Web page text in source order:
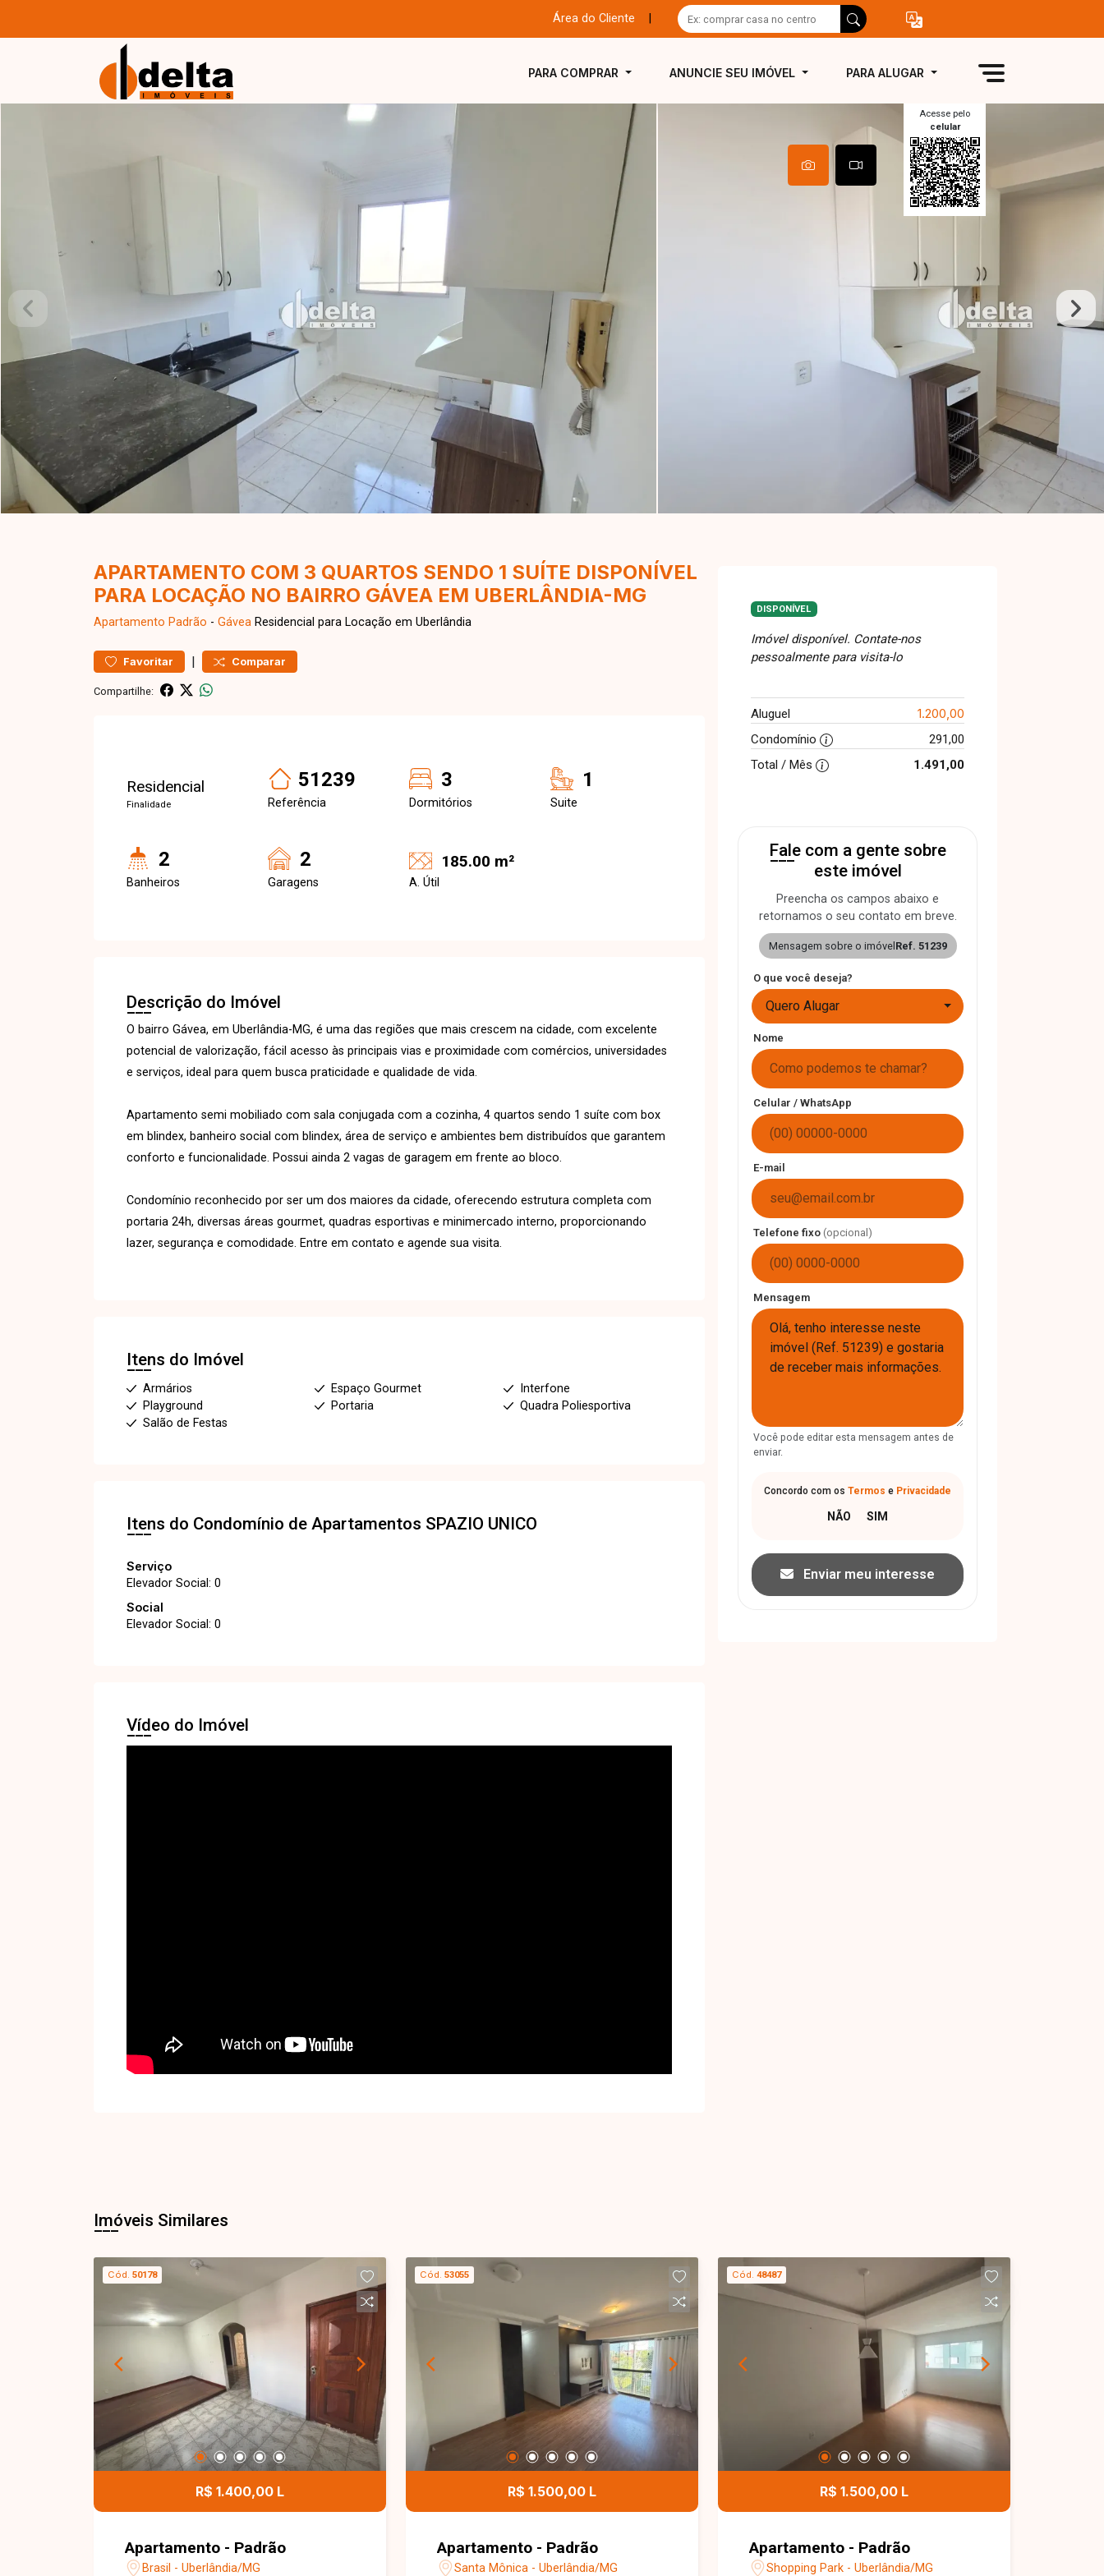
Área do Cliente
PARA COMPRAR ANUNCIE SEU IMÓVEL PARA ALUGAR
Acesse pelo
celular
APARTAMENTO COM 3 QUARTOS SENDO 1 SUÍTE DISPONÍVEL
PARA LOCAÇÃO NO BAIRRO GÁVEA EM UBERLÂNDIA-MG
Apartamento Padrão - Gávea Residencial para Locação em Uberlândia
Favoritar | Comparar
Compartilhe:
Residencial
Finalidade
51239
Referência
3
Dormitórios
1
Suite
2
Banheiros
2
Garagens
185.00 m²
A. Útil
Descrição do Imóvel
O bairro Gávea, em Uberlândia-MG, é uma das regiões que mais crescem na cidade, com excelente
potencial de valorização, fácil acesso às principais vias e proximidade com comércios, universidades
e serviços, ideal para quem busca praticidade e qualidade de vida.
Apartamento semi mobiliado com sala conjugada com a cozinha, 4 quartos sendo 1 suíte com box
em blindex, banheiro social com blindex, área de serviço e ambientes bem distribuídos que garantem
conforto e funcionalidade. Possui ainda 2 vagas de garagem em frente ao bloco.
Condomínio reconhecido por ser um dos maiores da cidade, oferecendo estrutura completa com
portaria 24h, diversas áreas gourmet, quadras esportivas e minimercado interno, proporcionando
lazer, segurança e comodidade. Entre em contato e agende sua visita.
Itens do Imóvel
Armários Espaço Gourmet
Interfone
Playground
Portaria
Quadra Poliesportiva
Salão de Festas
Itens do Condomínio de Apartamentos SPAZIO UNICO
Serviço
Elevador Social: 0
Social
Elevador Social: 0
Vídeo do Imóvel
DISPONÍVEL
Imóvel disponível. Contate-nos
pessoalmente para visita-lo
Aluguel 1.200,00
Condomínio
291,00
Total / Mês
1.491,00
Fale com a gente sobre
este imóvel
Preencha os campos abaixo e
retornamos o seu contato em breve.
Mensagem sobre o imóvel Ref. 51239
O que você deseja?
Quero Alugar
Nome
Celular / WhatsApp
E-mail
Telefone fixo (opcional)
Mensagem
Você pode editar esta mensagem antes de
enviar.
Concordo com os Termos e Privacidade
Enviar meu interesse
Imóveis Similares
Cód. 50178
R$ 1.400,00 L
Apartamento - Padrão
Brasil - Uberlândia/MG
Cód. 53055
R$ 1.500,00 L
Apartamento - Padrão
Santa Mônica - Uberlândia/MG
Cód. 48487
R$ 1.500,00 L
Apartamento - Padrão
Shopping Park - Uberlândia/MG